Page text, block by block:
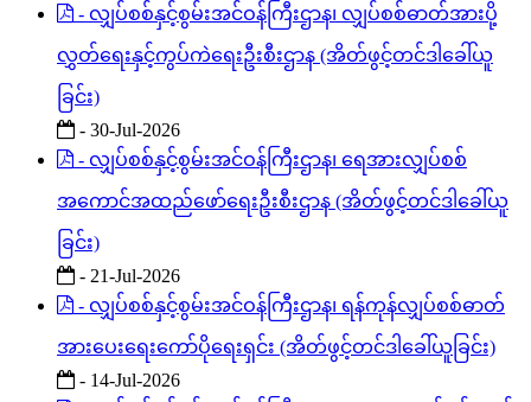
- လျှပ်စစ်နှင့်စွမ်းအင်ဝန်ကြီးဌာန၊ လျှပ်စစ်ဓာတ်အားပို့
လွှတ်ရေးနှင့်ကွပ်ကဲရေးဦးစီးဌာန (အိတ်ဖွင့်တင်ဒါခေါ်ယူ
ခြင်း)
- 30-Jul-2026
- လျှပ်စစ်နှင့်စွမ်းအင်ဝန်ကြီးဌာန၊ ရေအားလျှပ်စစ်
အကောင်အထည်ဖော်ရေးဦးစီးဌာန (အိတ်ဖွင့်တင်ဒါခေါ်ယူ
ခြင်း)
- 21-Jul-2026
- လျှပ်စစ်နှင့်စွမ်းအင်ဝန်ကြီးဌာန၊ ရန်ကုန်လျှပ်စစ်ဓာတ်
အားပေးရေးကော်ပိုရေးရှင်း (အိတ်ဖွင့်တင်ဒါခေါ်ယူခြင်း)
- 14-Jul-2026